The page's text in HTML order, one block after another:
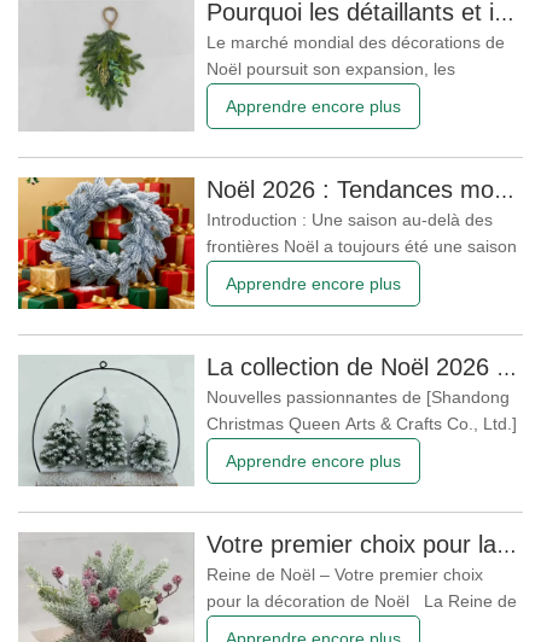
branche a le pouvoir de métamorphoser
un espace en un univers de magie et d'
Pourquoi les détaillants et importateurs du monde entier choisissent Christmas Queen : un guide B2B complet pour l’approvisionnement en décorations de Noël
Le marché mondial des décorations de
Noël poursuit son expansion, les
électronique, les grossistes et les
capables de garantir qualité, valeur,
régularité et innovation en matière de
design. Dans
Apprendre encore plus
Noël 2026 : Tendances mondiales en matière de décorations de Noël et comment Shandong Christmas Queen Arts & Crafts Co., Ltd. façonne le marché
Introduction : Une saison au-delà des
frontières Noël a toujours été une saison
tradition, famille et commerce. En 2026,
Les maisons, les espaces de vente au
détail et les lieux
Apprendre encore plus
La collection de Noël 2026 est là !
Nouvelles passionnantes de [Shandong
Christmas Queen Arts & Crafts Co., Ltd.]
les amoureux de Noël ! La saison de
[Shandong Christmas Queen Arts &
Crafts Co., Ltd.] a
Apprendre encore plus
Votre premier choix pour la décoration de Noël
Reine de Noël – Votre premier choix
pour la décoration de Noël La Reine de